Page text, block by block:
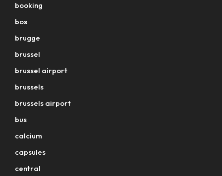
booking
bos
brugge
brussel
brussel airport
brussels
brussels airport
bus
calcium
capsules
central